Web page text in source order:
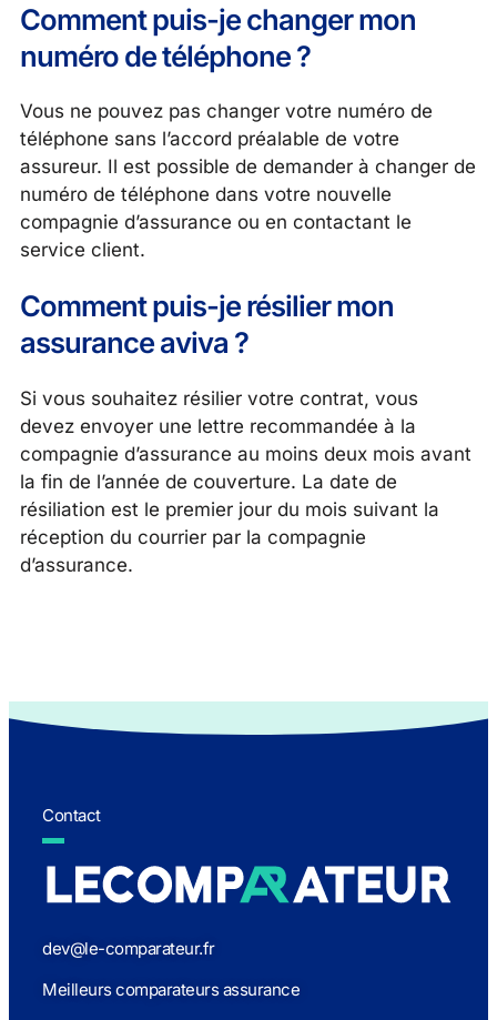
Comment puis-je changer mon
numéro de téléphone ?
Vous ne pouvez pas changer votre numéro de
téléphone sans l’accord préalable de votre
assureur. Il est possible de demander à changer de
numéro de téléphone dans votre nouvelle
compagnie d’assurance ou en contactant le
service client.
Comment puis-je résilier mon
assurance aviva ?
Si vous souhaitez résilier votre contrat, vous
devez envoyer une lettre recommandée à la
compagnie d’assurance au moins deux mois avant
la fin de l’année de couverture. La date de
résiliation est le premier jour du mois suivant la
réception du courrier par la compagnie
d’assurance.
Contact
dev@le-comparateur.fr
Meilleurs comparateurs assurance